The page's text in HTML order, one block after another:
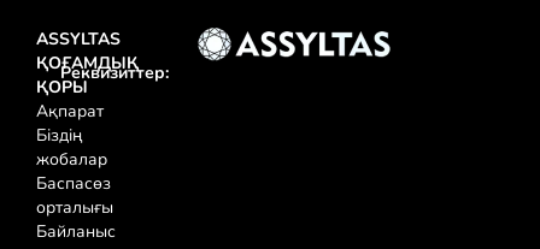
ASSYLTAS
ҚОҒАМДЫҚ
ҚОРЫ
Ақпарат
Біздің
жобалар
Баспасөз
орталығы
Байланыс
Реквизиттер: